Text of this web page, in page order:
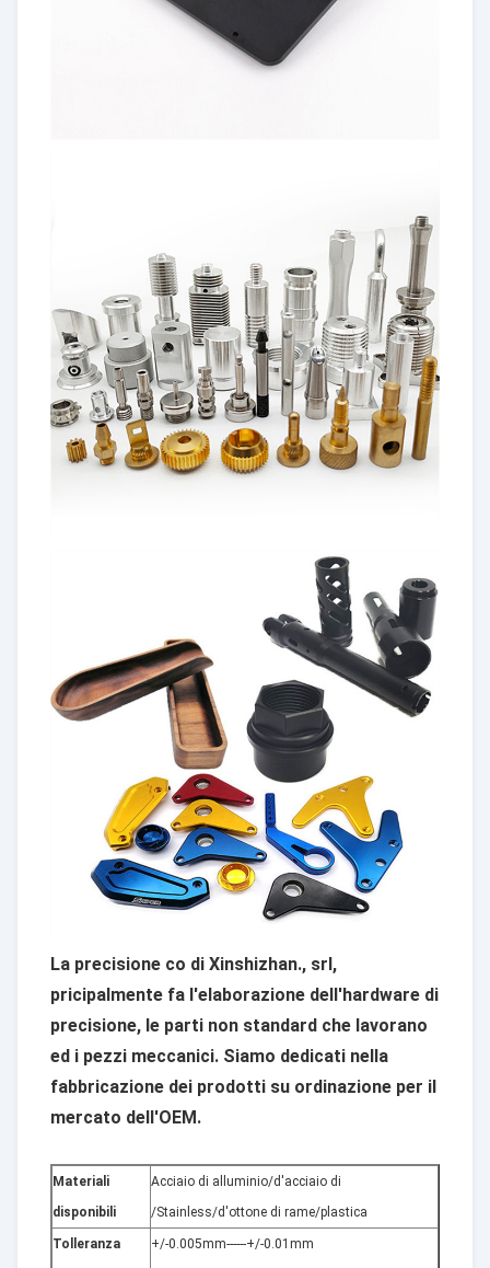
La precisione co di Xinshizhan., srl,
pricipalmente fa l'elaborazione dell'hardware di
precisione, le parti non standard che lavorano
ed i pezzi meccanici. Siamo dedicati nella
fabbricazione dei prodotti su ordinazione per il
mercato dell'OEM.
Materiali
disponibili
Acciaio di alluminio/d'acciaio di
/Stainless/d'ottone di rame/plastica
Tolleranza +/-0.005mm------+/-0.01mm